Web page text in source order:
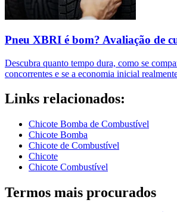
Pneu XBRI é bom? Avaliação de
Descubra quanto tempo dura, como se
concorrentes e se a economia inicial
Links relacionados:
Chicote Bomba de Combustível
Chicote Bomba
Chicote de Combustível
Chicote
Chicote Combustível
Termos mais procurados